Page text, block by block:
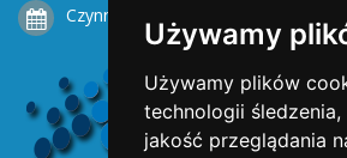
Używamy
Używamy plików
technologii
jakość przeglądania
Czynne od Poniedziałku do Piątku